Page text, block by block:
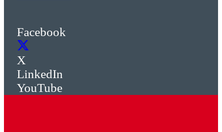
Facebook
X
LinkedIn
YouTube